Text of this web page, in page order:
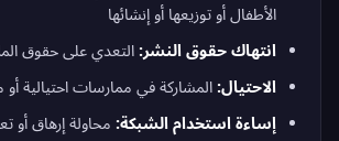
الأطفال أو توزيعها أو إنشائها
انتهاك حقوق النشر: التعدي على حقوق
الاحتيال: المشاركة في ممارسات احتيالية أو
إساءة استخدام الشبكة: محاولة إرهاق أو